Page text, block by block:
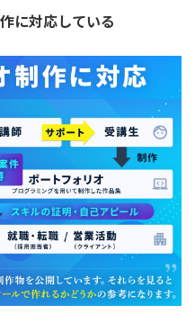
に対応している